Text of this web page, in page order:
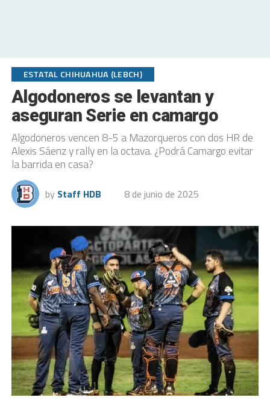
ESTATAL CHIHUAHUA (LEBCH)
Algodoneros se levantan y
aseguran Serie en camargo
Algodoneros vencen 8-5 a Mazorqueros con dos HR de
Alexis Sáenz y rally en la octava. ¿Podrá Camargo evitar
la barrida en casa?
by Staff HDB 8 de junio de 2025